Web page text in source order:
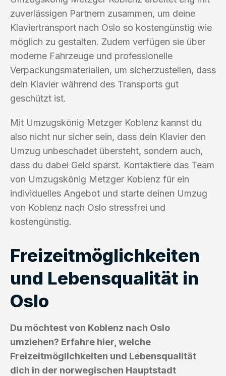
zuverlässigen Partnern zusammen, um deine
Klaviertransport nach Oslo so kostengünstig wie
möglich zu gestalten. Zudem verfügen sie über
moderne Fahrzeuge und professionelle
Verpackungsmaterialien, um sicherzustellen, dass
dein Klavier während des Transports gut
geschützt ist.
Mit Umzugskönig Metzger Koblenz kannst du
also nicht nur sicher sein, dass dein Klavier den
Umzug unbeschadet übersteht, sondern auch,
dass du dabei Geld sparst. Kontaktiere das Team
von Umzugskönig Metzger Koblenz für ein
individuelles Angebot und starte deinen Umzug
von Koblenz nach Oslo stressfrei und
kostengünstig.
Freizeitmöglichkeiten
und Lebensqualität in
Oslo
Du möchtest von Koblenz nach Oslo
umziehen? Erfahre hier, welche
Freizeitmöglichkeiten und Lebensqualität
dich in der norwegischen Hauptstadt